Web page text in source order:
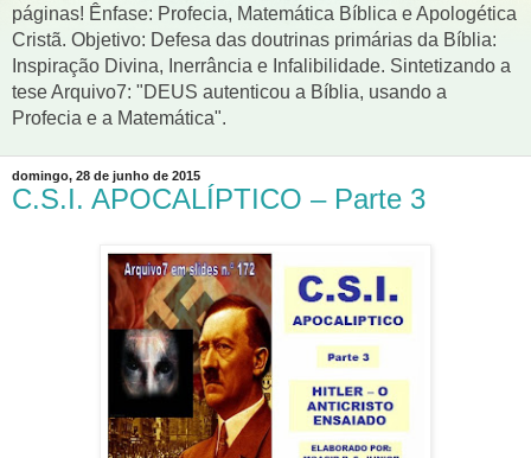
páginas! Ênfase: Profecia, Matemática Bíblica e Apologética
Cristã. Objetivo: Defesa das doutrinas primárias da Bíblia:
Inspiração Divina, Inerrância e Infalibilidade. Sintetizando a
tese Arquivo7: "DEUS autenticou a Bíblia, usando a
Profecia e a Matemática".
domingo, 28 de junho de 2015
C.S.I. APOCALÍPTICO – Parte 3